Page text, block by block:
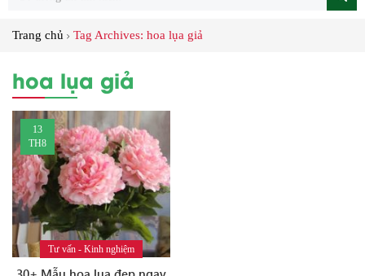
Trang chủ Tag Archives: hoa lụa giả
hoa lụa giả
13
TH8
Tư vấn - Kinh nghiệm